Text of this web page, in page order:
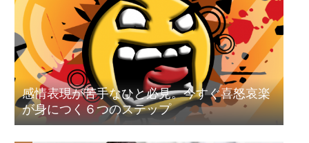
感情表現が苦手なひと必見。今すぐ喜怒哀楽
が身につく６つのステップ